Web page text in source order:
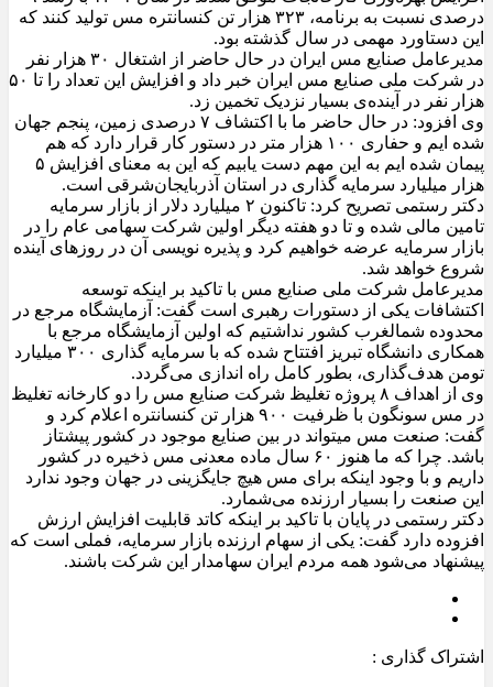
درصدی نسبت به برنامه، ۳۲۳ هزار تن کنسانتره مس تولید کنند که
این دستاورد مهمی‌ در سال گذشته بود.
مدیرعامل صنایع مس ایران در حال حاضر از اشتغال ۳۰ هزار نفر
در شرکت ملی صنایع مس ایران خبر داد و افزایش این تعداد را تا ۵۰
هزار نفر در آینده‌ی بسیار نزدیک تخمین زد.
وی افزود: در حال حاضر ما با اکتشاف ۷ درصدی زمین، پنجم جهان
شده ایم و حفاری ۱۰۰ هزار متر در دستور کار قرار دارد که هم
پیمان شده ایم به این مهم دست یابیم که این به معنای افزایش ۵
هزار میلیارد سرمایه گذاری در استان آذربایجان‌شرقی است.
دکتر رستمی تصریح کرد: تاکنون ۲ میلیارد دلار از بازار سرمایه
تامین مالی شده و تا دو هفته دیگر اولین شرکت سهامی عام را در
بازار سرمایه عرضه خواهیم کرد و پذیره نویسی آن در روزهای آینده
شروع خواهد شد.
مدیرعامل شرکت ملی صنایع مس با تاکید بر اینکه توسعه
اکتشافات یکی از دستورات رهبری است گفت: آزمایشگاه مرجع در
محدوده شمالغرب کشور نداشتیم که اولین آزمایشگاه مرجع با
همکاری دانشگاه تبریز افتتاح شده که با سرمایه گذاری ۳۰۰ میلیارد
تومن هدف‌گذاری، بطور کامل راه اندازی می‌گردد.
وی از اهداف ۸ پروژه تغلیظ شرکت صنایع مس را دو کارخانه تغلیظ
در مس سونگون با ظرفیت ۹۰۰ هزار تن کنسانتره اعلام کرد و
گفت: صنعت مس میتواند در بین صنایع موجود در کشور پیشتاز
باشد. چرا که ما هنوز ۶۰ سال ماده معدنی مس ذخیره در کشور
داریم و با وجود اینکه برای مس هیچ جایگزینی در جهان وجود ندارد
این صنعت را بسیار ارزنده می‌شمارد.
دکتر رستمی در پایان با تاکید بر اینکه کاتد قابلیت افزایش ارزش
افزوده دارد گفت: یکی از سهام ارزنده بازار سرمایه، فملی است که
پیشنهاد می‌شود همه مردم ایران سهامدار این شرکت باشند.
اشتراک گذاری :